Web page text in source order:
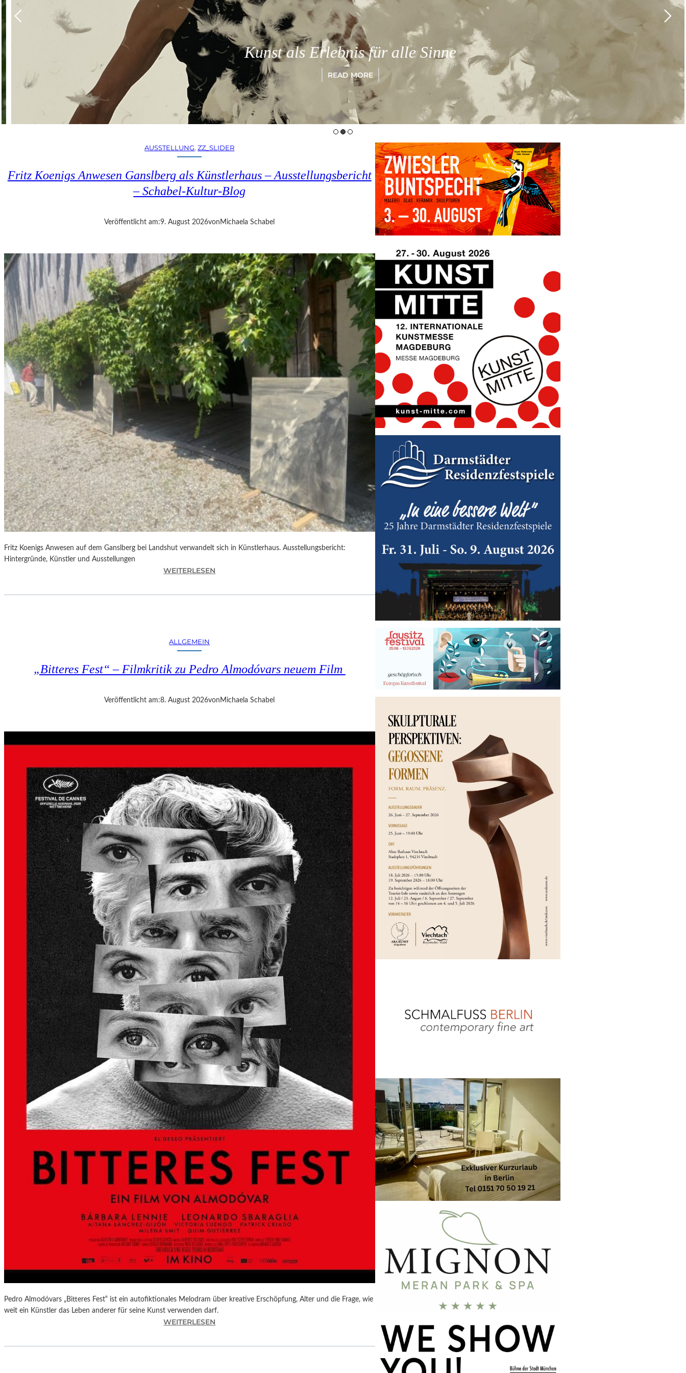
Kunst als Erlebnis für alle Sinne
READ MORE
AUSSTELLUNG, ZZ_SLIDER
Fritz Koenigs Anwesen Ganslberg als Künstlerhaus – Ausstellungsbericht
– Schabel-Kultur-Blog
Veröffentlicht am:9. August 2026von Michaela Schabel
Fritz Koenigs Anwesen auf dem Ganslberg bei Landshut verwandelt sich in Künstlerhaus. Ausstellungsbericht:
Hintergründe, Künstler und Ausstellungen
WEITERLESEN
R
N
S
E
N
A
N
S
L
B
E
R
G
A
L
S
K
Ü
N
S
T
L
E
R
H
A
U
S
–
A
U
S
S
T
E
L
L
U
N
G
S
E
R
I
C
H
S
C
H
B
ALLGEMEIN
„Bitteres Fest“ – Filmkritik zu Pedro Almodóvars neuem Film
Veröffentlicht am:8. August 2026von Michaela Schabel
Pedro Almodóvars „Bitteres Fest“ ist ein autofiktionales Melodram über kreative Erschöpfung, Alter und die Frage, wie
weit ein Künstler das Leben anderer für seine Kunst verwenden darf.
WEITERLESEN
B